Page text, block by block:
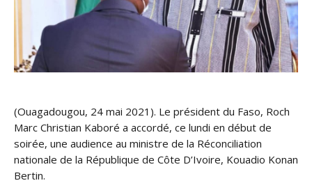
(Ouagadougou, 24 mai 2021). Le président du Faso, Roch
Marc Christian Kaboré a accordé, ce lundi en début de
soirée, une audience au ministre de la Réconciliation
nationale de la République de Côte D’Ivoire, Kouadio Konan
Bertin.